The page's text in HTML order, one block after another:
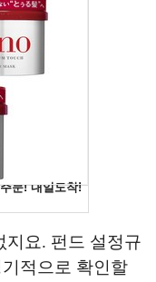
지요. 펀드 설정규
적으로 확인할